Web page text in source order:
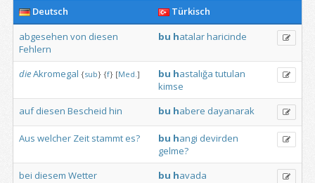
Deutsch
Türkisch
abgesehen von diesen
Fehlern
bu hatalarharicinde
dieAkromegal {sub} {f} [Med.] bu hastalığa tutulan
kimse
auf diesen Bescheid hin bu habere dayanarak
Aus welcher Zeit stammt es? bu hangi devirden
gelme?
bei diesem Wetter bu havada